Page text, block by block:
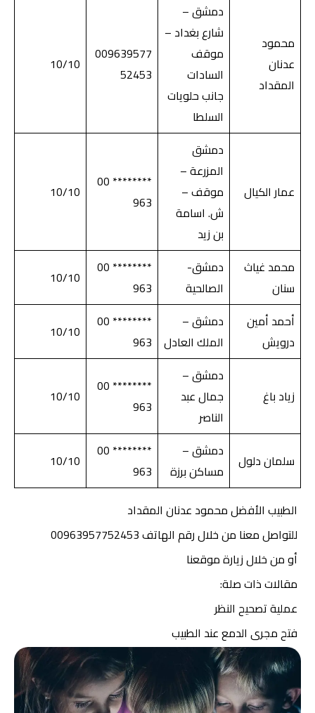
محمود
عدنان
المقداد
دمشق –
شارع بغداد –
موقف
السادات
جانب حلويات
السلطا
009639577
52453
10/10
عمار الكيال
دمشق
المزرعة –
موقف –
ش. اسامة
بن زيد
******** 00
963
10/10
محمد غياث
سنان
دمشق-
الصالحية
******** 00
963
10/10
أحمد أمين
درويش
دمشق –
الملك العادل
******** 00
963
10/10
زياد باغ
دمشق –
جمال عبد
الناصر
******** 00
963
10/10
سلمان دلول
دمشق –
مساكن برزة
******** 00
963
10/10
الطبيب الأفضل محمود عدنان المقداد
للتواصلمعنا من خلال رقم الهاتف 00963957752453
أو من خلال زيارة موقعنا
مقالات ذات صلة:
عملية تصحيح النظر
فتح مجرى الدمع عند الطبيب